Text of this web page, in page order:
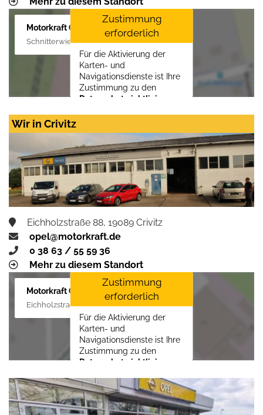
Motorkraft GmbH
Schnitterwiese 1, 19055 Schwerin
Zustimmung
erforderlich
Für die Aktivierung der
Karten- und
Navigationsdienste ist Ihre
Zustimmung zu den
Datenschutzrichtlinien
Zustimmen und
aktivieren
Wir in Crivitz
Eichholzstraße 88, 19089 Crivitz
opel@motorkraft.de
0 38 63 / 55 59 36
Mehr zu diesem Standort
Motorkraft GmbH
Eichholzstraße 88, 19089 Crivitz
Zustimmung
erforderlich
Für die Aktivierung der
Karten- und
Navigationsdienste ist Ihre
Zustimmung zu den
Datenschutzrichtlinien
LLCerforderlich.
Zustimmen und